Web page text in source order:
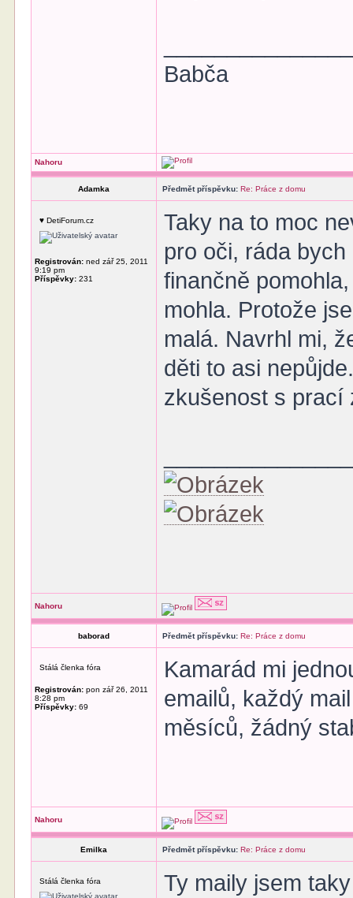
Babča
Nahoru
Adamka Předmět příspěvku: Re: Práce z domu
♥ DetiForum.cz
Registrován: ned zář 25, 2011
9:19 pm
Příspěvky: 231
Taky na to moc
pro oči, ráda
finančně
mohla. Protože
malá. Navrhl mi,
děti to asi
zkušenost s prací
Nahoru
baborad Předmět příspěvku: Re: Práce z domu
Stálá členka fóra
Registrován: pon zář 26, 2011
8:28 pm
Příspěvky: 69
Kamarád mi
emailů, každý
měsíců, žádný
Nahoru
Emilka Předmět příspěvku: Re: Práce z domu
Stálá členka fóra Ty maily jsem